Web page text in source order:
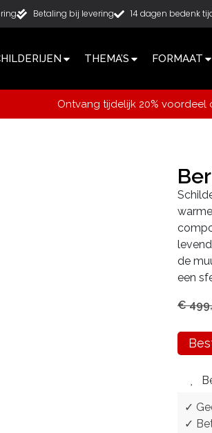
Betaling bij levering 14 dagen bedenk
THEMA’S FORMAAT
Ontvang tijdelijk 20%
de
een
€
✓
✓